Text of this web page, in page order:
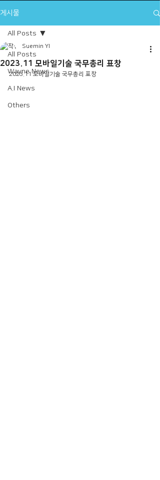
게시물
All Posts
Wayne News
A.I News
Others
All Posts
2023.11 모바일기술 국무총리 표창
Suemin YI
2023.11 모바일기술 국무총리 표창